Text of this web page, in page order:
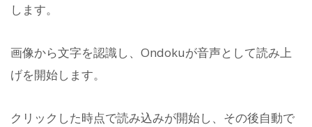
します。
画像から文字を認識し、Ondokuが音声として読み上
げを開始します。
クリックした時点で読み込みが開始し、その後自動で